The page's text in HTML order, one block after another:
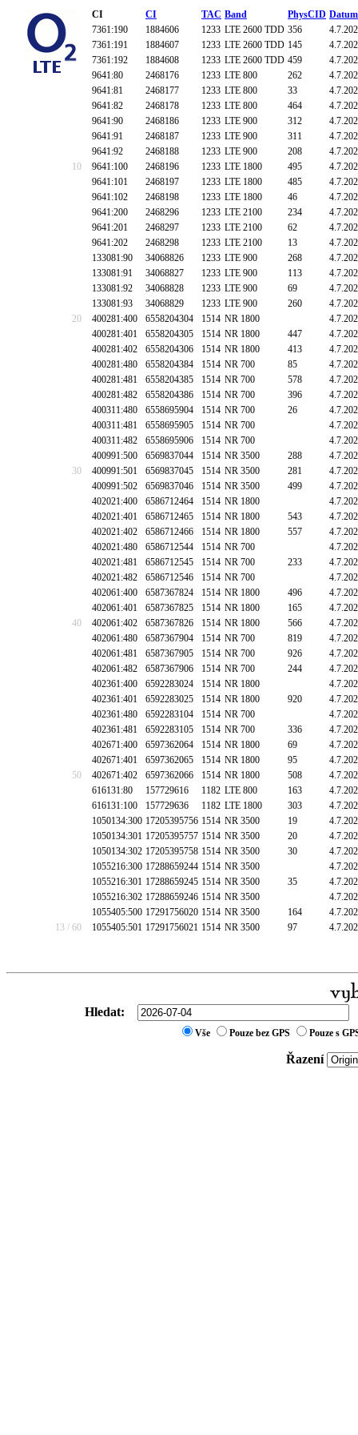
CI CI TAC Band PhysCID Datum
7361:190
1884606 1233 LTE 2600 TDD 356
7361:191
1884607 1233 LTE 2600 TDD 145
7361:192
1884608 1233 LTE 2600 TDD 459
9641:80
2468176 1233 LTE 800 262
9641:81
2468177 1233 LTE 800 33
9641:82
2468178 1233 LTE 800 464
9641:90
2468186 1233 LTE 900 312
9641:91
2468187 1233 LTE 900 311
9641:92
2468188 1233 LTE 900 208
10
9641:100 2468196 1233 LTE 1800 495
9641:101
2468197 1233 LTE 1800 485
9641:102
2468198 1233 LTE 1800 46
9641:200
2468296 1233 LTE 2100 234
9641:201
2468297 1233 LTE 2100 62
9641:202
2468298 1233 LTE 2100 13
133081:90
34068826 1233 LTE 900 268
133081:91
34068827 1233 LTE 900 113
133081:92
34068828 1233 LTE 900 69
133081:93
34068829 1233 LTE 900 260
20
400281:400 6558204304 1514 NR 1800
400281:401
6558204305 1514 NR 1800 447
400281:402
6558204306 1514 NR 1800 413
400281:480
6558204384 1514 NR 700 85
400281:481
6558204385 1514 NR 700 578
400281:482
6558204386 1514 NR 700 396
400311:480
6558695904 1514 NR 700 26
400311:481
6558695905 1514 NR 700
400311:482
6558695906 1514 NR 700
400991:500
6569837044 1514 NR 3500 288
30
400991:501 6569837045 1514 NR 3500 281
400991:502
6569837046 1514 NR 3500 499
402021:400
6586712464 1514 NR 1800
402021:401
6586712465 1514 NR 1800 543
402021:402
6586712466 1514 NR 1800 557
402021:480
6586712544 1514 NR 700
402021:481
6586712545 1514 NR 700 233
402021:482
6586712546 1514 NR 700
402061:400
6587367824 1514 NR 1800 496
402061:401
6587367825 1514 NR 1800 165
40
402061:402 6587367826 1514 NR 1800 566
402061:480
6587367904 1514 NR 700 819
402061:481
6587367905 1514 NR 700 926
402061:482
6587367906 1514 NR 700 244
402361:400
6592283024 1514 NR 1800
402361:401
6592283025 1514 NR 1800 920
402361:480
6592283104 1514 NR 700
402361:481
6592283105 1514 NR 700 336
402671:400
6597362064 1514 NR 1800 69
402671:401
6597362065 1514 NR 1800 95
50
402671:402 6597362066 1514 NR 1800 508
616131:80
157729616 1182 LTE 800 163
616131:100
157729636 1182 LTE 1800 303
1050134:300 17205395756 1514 NR 3500 19
1050134:301 17205395757 1514 NR 3500 20
1050134:302 17205395758 1514 NR 3500 30
1055216:300 17288659244 1514 NR 3500
1055216:301 17288659245 1514 NR 3500 35
1055216:302 17288659246 1514 NR 3500
1055405:500 17291756020 1514 NR 3500 164
13 / 60
1055405:501 17291756021 1514 NR 3500 97
Hledat:
Vše Pouze bez GPS Pouze s
Řazení